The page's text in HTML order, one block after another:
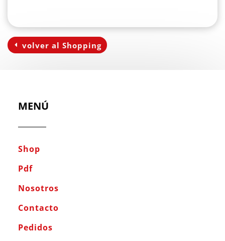
volver al Shopping
MENÚ
Shop
Pdf
Nosotros
Contacto
Pedidos